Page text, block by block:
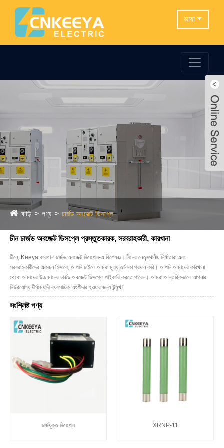
ভাষা
বাড়ি পণ্য চার্জড অবজেক্ট ডিসপ্লে
চীন চার্জড অবজেক্ট ডিসপ্লে প্রস্তুতকারক, সরবরাহকারী, কারখানা
চীনে, Keeya কারখানা চার্জড অবজেক্ট ডিসপ্লে-এ বিশেষজ্ঞ। চীনের নেতৃস্থানীয় নির্মাতারা এবং
সরবরাহকারীদের একজন হিসাবে, আপনি চাইলে আমরা মূল্য তালিকা প্রদান করি। আপনি আমাদের কারখানা
থেকে আমাদের উচ্চ মানের চার্জড অবজেক্ট ডিসপ্লে পাইকারি করতে পারেন। আমরা আন্তরিকভাবে আপনার
নির্ভরযোগ্য দীর্ঘমেয়াদী ব্যবসায়িক অংশীদার হওয়ার জন্য উন্মুখ!
সংশ্লিষ্ট পণ্য
চার্জযুক্ত ডিসপ্লে XRNP-11